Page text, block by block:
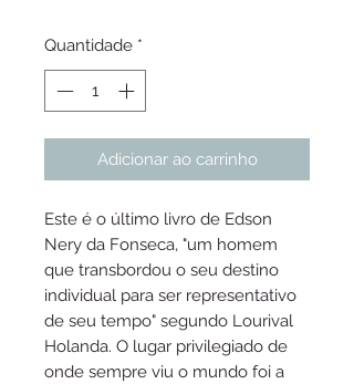
Quantidade *
Adicionar ao carrinho
Este é o último livro de Edson
Nery da Fonseca, "um homem
que transbordou o seu destino
individual para ser representativo
de seu tempo" segundo Lourival
Holanda. O lugar privilegiado de
onde sempre viu o mundo foi a